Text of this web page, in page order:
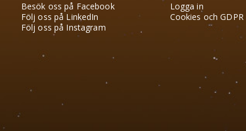
Besök oss på Facebook
Följ oss på LinkedIn
Följ oss på Instagram
Logga in
Cookies och GDPR